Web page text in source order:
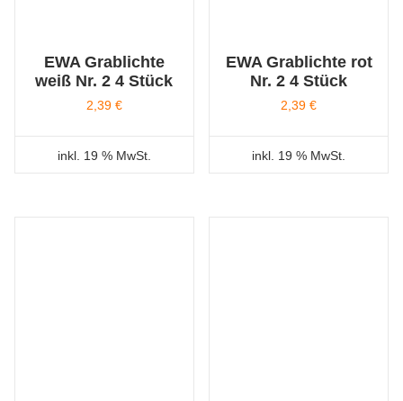
EWA Grablichte
weiß Nr. 2 4 Stück
2,39 €
inkl. 19 % MwSt.
EWA Grablichte rot
Nr. 2 4 Stück
2,39€
inkl. 19 % MwSt.